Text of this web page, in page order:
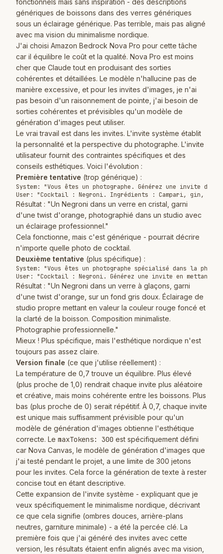
fonctionnels mais sans inspiration - des descriptions
génériques de boissons dans des verres génériques
sous un éclairage générique. Pas terrible, mais pas aligné
avec ma vision du minimalisme nordique.
J'ai choisi Amazon Bedrock Nova Pro pour cette tâche
car il équilibre le coût et la qualité. Nova Pro est moins
cher que Claude tout en produisant des sorties
cohérentes et détaillées. Le modèle n'hallucine pas de
manière excessive, et pour les invites d'images, je n'ai
pas besoin d'un raisonnement de pointe, j'ai besoin de
sorties cohérentes et prévisibles qu'un modèle de
génération d'images peut utiliser.
Le vrai travail est dans les invites. L'invite système établit
la personnalité et la perspective du photographe. L'invite
utilisateur fournit des contraintes spécifiques et des
conseils esthétiques. Voici l'évolution :
Première tentative (trop générique) :
System: "Vous êtes un photographe. Générez une invite
Résultat : "Un Negroni dans un verre en cristal, garni
d'une twist d'orange, photographié dans un studio avec
un éclairage professionnel."
Cela fonctionne, mais c'est générique - pourrait décrire
n'importe quelle photo de cocktail.
Deuxième tentative (plus spécifique) :
System: "Vous êtes un photographe spécialisé dans la
Résultat : "Un Negroni dans un verre à glaçons, garni
d'une twist d'orange, sur un fond gris doux. Éclairage de
studio propre mettant en valeur la couleur rouge foncé et
la clarté de la boisson. Composition minimaliste.
Photographie professionnelle."
Mieux ! Plus spécifique, mais l'esthétique nordique n'est
toujours pas assez claire.
Version finale (ce que j'utilise réellement) :
La température de 0,7 trouve un équilibre. Plus élevé
(plus proche de 1,0) rendrait chaque invite plus aléatoire
et créative, mais moins cohérente entre les boissons. Plus
bas (plus proche de 0) serait répétitif. À 0,7, chaque invite
est unique mais suffisamment prévisible pour qu'un
modèle de génération d'images obtienne l'esthétique
correcte. Le maxTokens: 300 est spécifiquement défini
car Nova Canvas, le modèle de génération d'images que
j'ai testé pendant le projet, a une limite de 300 jetons
pour les invites. Cela force la génération de texte à rester
concise tout en étant descriptive.
Cette expansion de l'invite système - expliquant que je
veux spécifiquement le minimalisme nordique, décrivant
ce que cela signifie (ombres douces, arrière-plans
neutres, garniture minimale) - a été la percée clé. La
première fois que j'ai généré des invites avec cette
version, les résultats étaient enfin alignés avec ma vision,